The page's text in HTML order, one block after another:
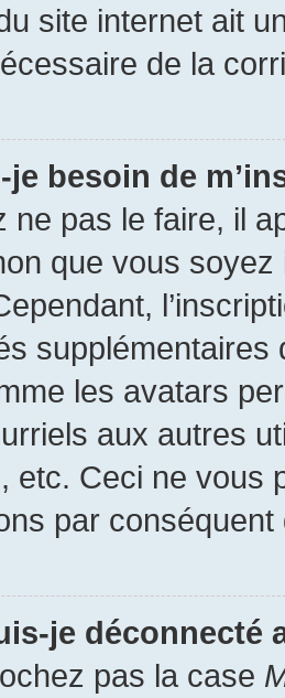
site internet ait
de la
besoin de
ne pas le faire, il
que vous
les avatars
aux autres
etc. Ceci ne vous
par conséquent
je déconnecté
pas la case